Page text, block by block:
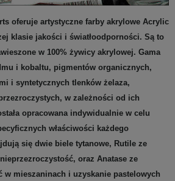
oferuje artystyczne farby akrylowe Acrylic
klasie jakości i światłoodporności. Są to
w 100% żywicy akrylowej. Gama
i kobaltu, pigmentów organicznych,
i syntetycznych tlenków żelaza,
w zależności od ich
opracowana indywidualnie w celu
właściwości każdego
się dwie biele tytanowe, Rutile ze
oraz Anatase ze
w mieszaninach i uzyskanie pastelowych